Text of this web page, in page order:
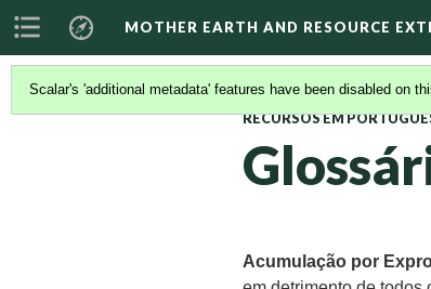
MOTHER EARTH AND RESOURCE
Scalar's 'additional metadata' features have been disabled on
RECURSOS EM
Acumulação por